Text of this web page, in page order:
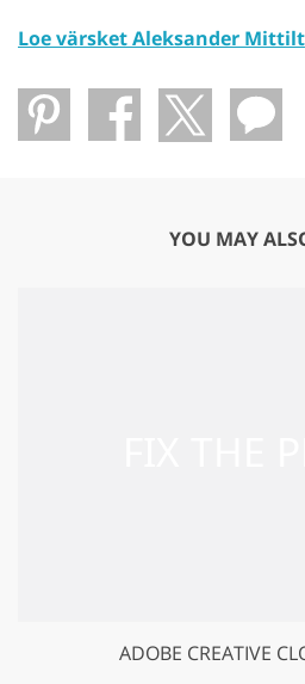
Loe värsket Aleksander Mittilt
YOU MAY
ADOBE CREATIVE